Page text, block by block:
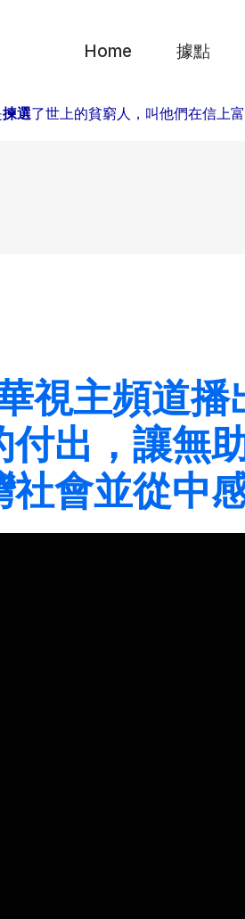
Home 據點
揀選了世上的貧窮人，叫他們在信上
視主頻道
付出，讓無
會並從中